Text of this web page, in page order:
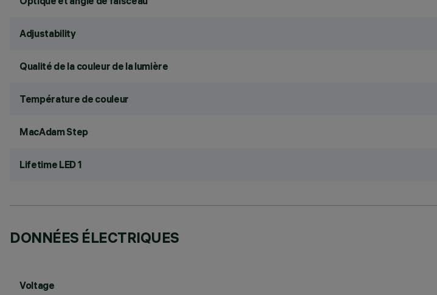
Adjustability
Qualité de la couleur de la lumière
Température de couleur
MacAdam Step
Lifetime LED 1
DONNÉES ÉLECTRIQUES
Voltage